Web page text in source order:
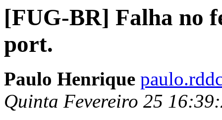
[FUG-BR] Falha no
port.
Paulo Henrique
Quinta Fevereiro 25